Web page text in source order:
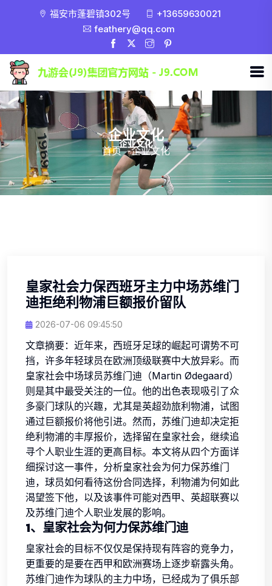
福安市蓬碧镇302号
+13659630021
feathery@qq.com
企业文化
首页 -企业文化
皇家社会力保西班牙主力中场苏维门
迪拒绝利物浦巨额报价留队
2026-07-06 09:45:50
文章摘要：近年来，西班牙足球的崛起可谓势不可
挡，许多年轻球员在欧洲顶级联赛中大放异彩。而
皇家社会中场球员苏维门迪（Martin Ødegaard）
则是其中最受关注的一位。他的出色表现吸引了众
多豪门球队的兴趣，尤其是英超劲旅利物浦，试图
通过巨额报价将他引进。然而，苏维门迪却决定拒
绝利物浦的丰厚报价，选择留在皇家社会，继续追
寻个人职业生涯的更高目标。本文将从四个方面详
细探讨这一事件，分析皇家社会为何力保苏维门
迪，球员如何看待这份合同选择，利物浦为何如此
渴望签下他，以及该事件可能对西甲、英超联赛以
及苏维门迪个人职业发展的影响。
1、皇家社会为何力保苏维门迪
皇家社会的目标不仅仅是保持现有阵容的竞争力，
更重要的是要在西甲和欧洲赛场上逐步崭露头角。
苏维门迪作为球队的主力中场，已经成为了俱乐部